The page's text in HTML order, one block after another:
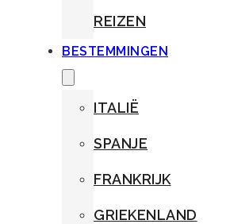
REIZEN
BESTEMMINGEN
ITALIË
SPANJE
FRANKRIJK
GRIEKENLAND